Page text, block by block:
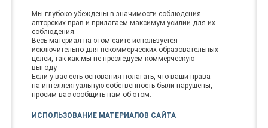
Мы глубоко убеждены в значимости соблюдения
авторских прав и прилагаем максимум усилий для их
соблюдения.
Весь материал на этом сайте используется
исключительно для некоммерческих образовательных
целей, так как мы не преследуем коммерческую
выгоду.
Если у вас есть основания полагать, что ваши права
на интеллектуальную собственность были нарушены,
просим вас сообщить нам об этом.
ИСПОЛЬЗОВАНИЕ МАТЕРИАЛОВ САЙТА